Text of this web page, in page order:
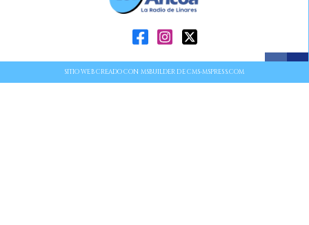
SITIO WEB CREADO CON MSBUILDER DE CMS-MSPRESS.COM